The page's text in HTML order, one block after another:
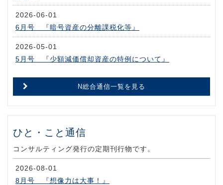
2026-06-01
6月号 『暗号資産の分離課税化等』
2026-05-01
5月号 『少額減価償却資産の特例について』
N総合通信一覧を見る
ひと・こと通信
コンサルティング発行の定期刊行物です。
2026-08-01
8月号 『想像力は大事！』